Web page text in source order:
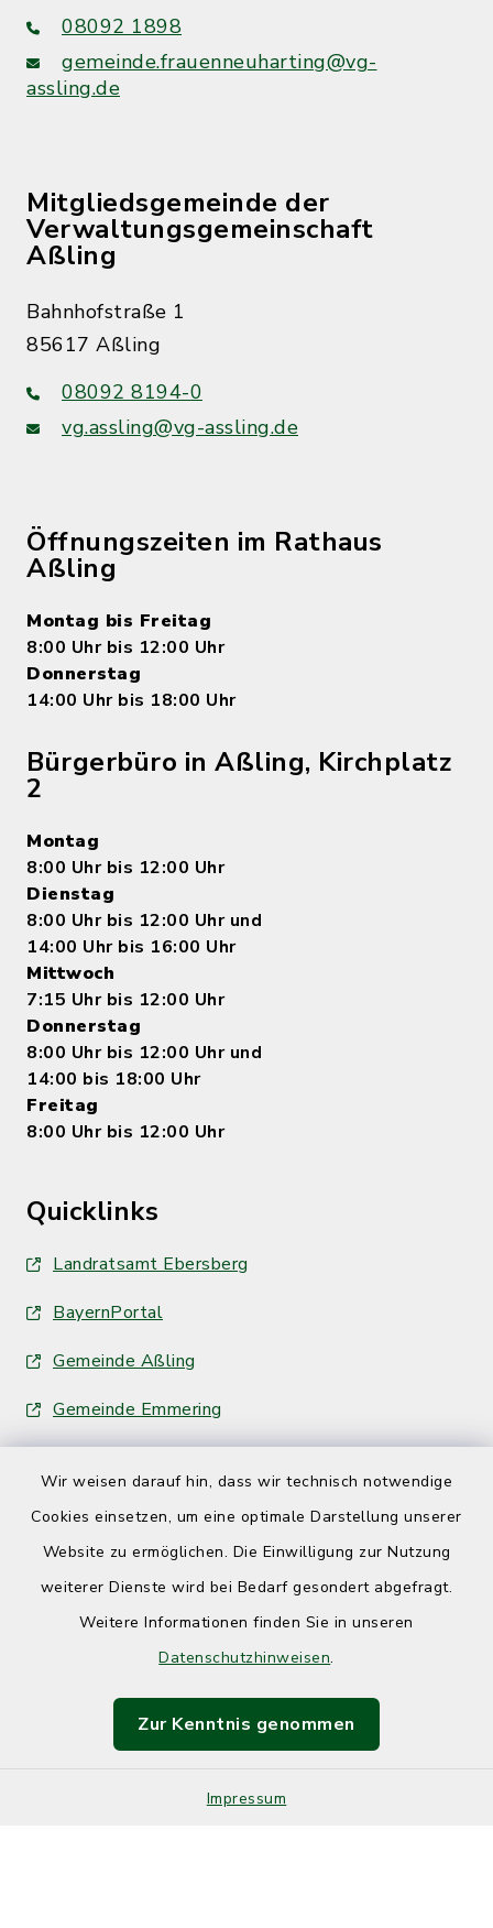
Wir weisen darauf hin, dass wir technisch notwendige
Cookies einsetzen, um eine optimale Darstellung unserer
Website zu ermöglichen. Die Einwilligung zur Nutzung
weiterer Dienste wird bei Bedarf gesondert abgefragt.
Weitere Informationen finden Sie in unseren
Datenschutzhinweisen.
Zur Kenntnis genommen
Impressum
08092 1898
gemeinde.frauenneuharting@vg-
assling.de
Mitgliedsgemeinde der
Verwaltungsgemeinschaft
Aßling
Bahnhofstraße 1
85617 Aßling
08092 8194-0
vg.assling@vg-assling.de
Öffnungszeiten im Rathaus
Aßling
Montag bis Freitag
8:00 Uhr bis 12:00 Uhr
Donnerstag
14:00 Uhr bis 18:00 Uhr
Bürgerbüro in Aßling, Kirchplatz
2
Montag
8:00 Uhr bis 12:00 Uhr
Dienstag
8:00 Uhr bis 12:00 Uhr und
14:00 Uhr bis 16:00 Uhr
Mittwoch
7:15 Uhr bis 12:00 Uhr
Donnerstag
8:00 Uhr bis 12:00 Uhr und
14:00 bis 18:00 Uhr
Freitag
8:00 Uhr bis 12:00 Uhr
Quicklinks
Landratsamt Ebersberg
BayernPortal
Gemeinde Aßling
Gemeinde Emmering
Barrierefreiheit
Sitemap